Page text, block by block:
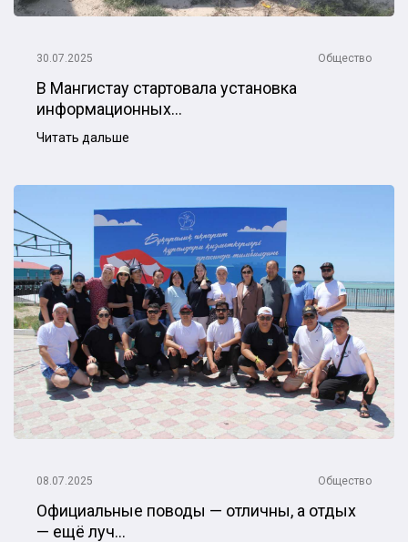
30.07.2025 Общество
В Мангистау стартовала установка
информационных...
Читать дальше
08.07.2025 Общество
Официальные поводы — отличны, а отдых
— ещё луч...